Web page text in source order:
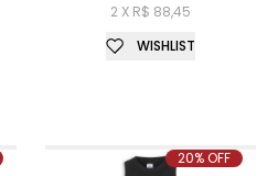
2 X R$ 88,45
WISHLIST
20% OFF